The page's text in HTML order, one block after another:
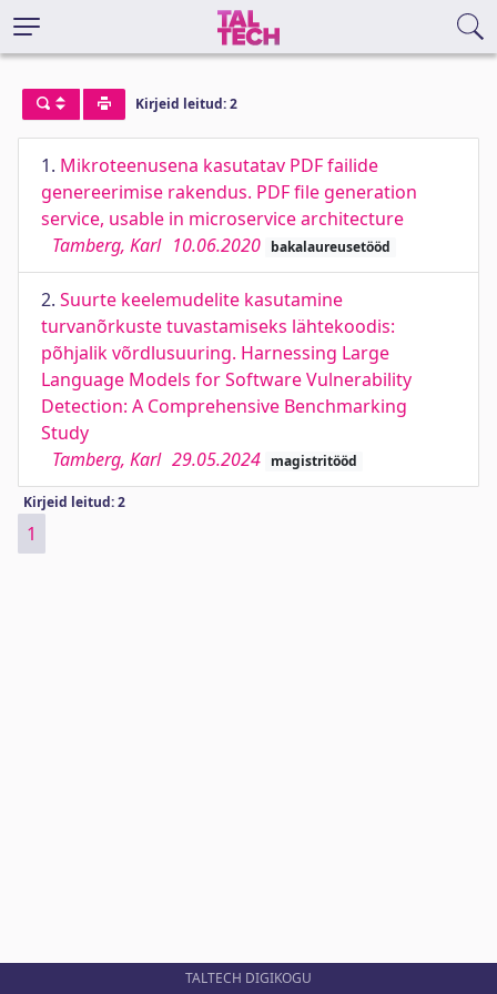
Kirjeid leitud: 2
1. Mikroteenusena kasutatav PDF failide
genereerimise rakendus. PDF file generation
service, usable in microservice architecture
Tamberg, Karl 10.06.2020 bakalaureusetööd
2. Suurte keelemudelite kasutamine
turvanõrkuste tuvastamiseks lähtekoodis:
põhjalik võrdlusuuring. Harnessing Large
Language Models for Software Vulnerability
Detection: A Comprehensive Benchmarking
Study
Tamberg, Karl 29.05.2024 magistritööd
Kirjeid leitud: 2
1
TALTECH DIGIKOGU